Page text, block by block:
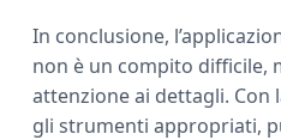
In conclusione,
non è un compito difficile,
attenzione ai dettagli. Con
gli strumenti appropriati,